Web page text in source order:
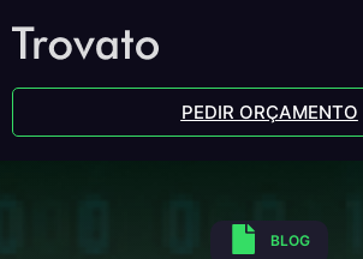
PEDIR ORÇAMENTO
BLOG